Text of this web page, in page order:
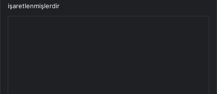
işaretlenmişlerdir